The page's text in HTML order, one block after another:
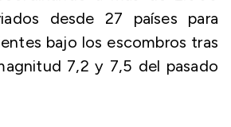
desde 27 países para
bajo los escombros tras
7,2 y 7,5 del pasado